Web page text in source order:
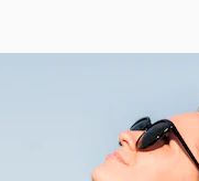
Prodotti